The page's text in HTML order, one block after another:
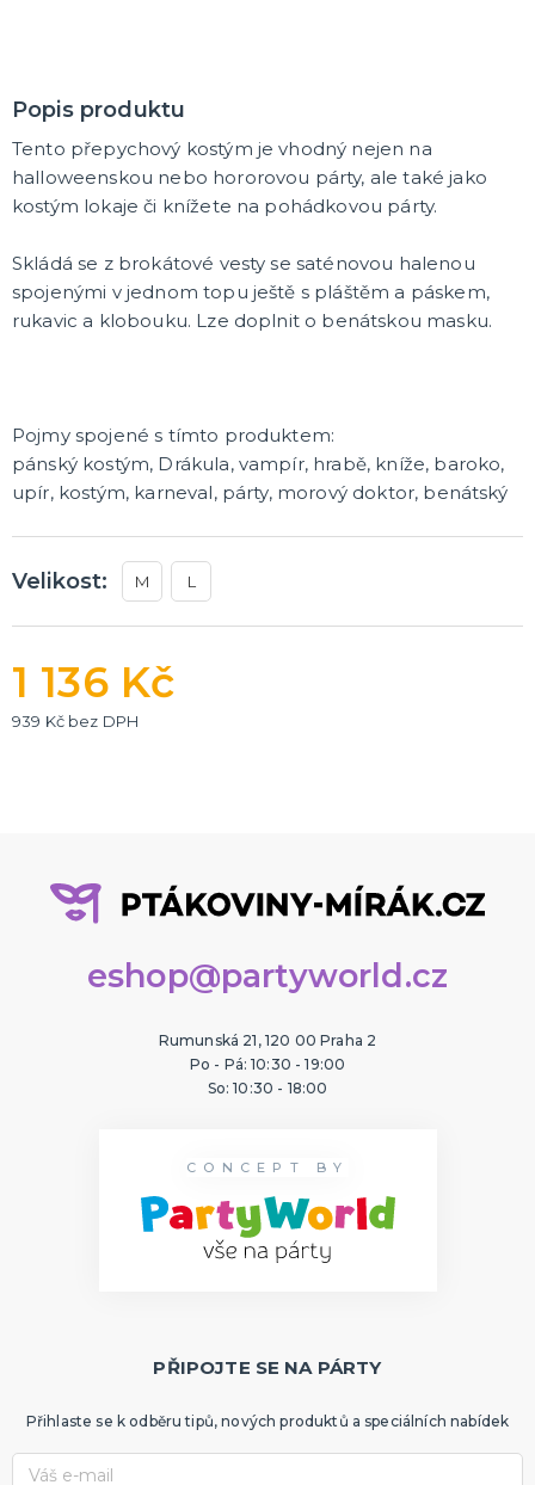
Popis produktu
Tento přepychový kostým je vhodný nejen na
halloweenskou nebo hororovou párty, ale také jako
kostým lokaje či knížete na pohádkovou párty.
Skládá se z brokátové vesty se saténovou halenou
spojenými v jednom topu ještě s pláštěm a páskem,
rukavic a klobouku. Lze doplnit o benátskou masku.
Pojmy spojené s tímto produktem:
pánský kostým, Drákula, vampír, hrabě, kníže, baroko,
upír, kostým, karneval, párty, morový doktor, benátský
Velikost: M L
1 136 Kč
939 Kč bez DPH
eshop@partyworld.cz
Rumunská 21, 120 00 Praha 2
Po - Pá: 10:30 - 19:00
So: 10:30 - 18:00
CONCEPT BY
PŘIPOJTE SE NA PÁRTY
Přihlaste se k odběru tipů, nových produktů a speciálních nabídek